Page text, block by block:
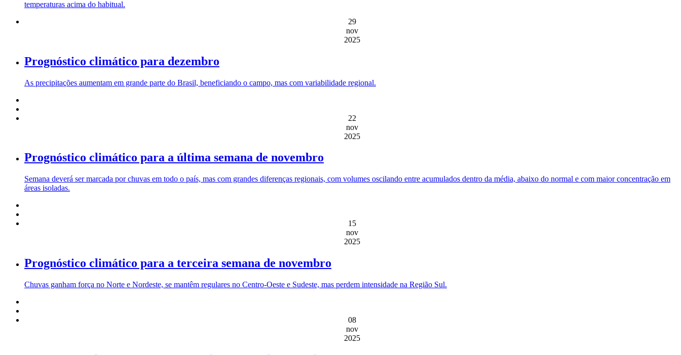
temperaturas acima do habitual.
29
nov
2025
Prognóstico climático para dezembro
As precipitações aumentam em grande parte do Brasil, beneficiando o campo, mas com variabilidade regional.
22
nov
2025
Prognóstico climático para a última semana de novembro
Semana deverá ser marcada por chuvas em todo o país, mas com grandes diferenças regionais, com volumes oscilando entre acumulados dentro da média, abaixo do normal e com maior concentração em
áreas isoladas.
15
nov
2025
Prognóstico climático para a terceira semana de novembro
Chuvas ganham força no Norte e Nordeste, se mantêm regulares no Centro-Oeste e Sudeste, mas perdem intensidade na Região Sul.
08
nov
2025